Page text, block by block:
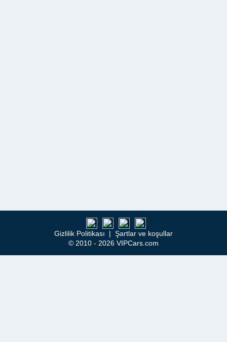
Gizlilik Politikası | Şartlar ve koşullar
© 2010 - 2026 VIPCars.com